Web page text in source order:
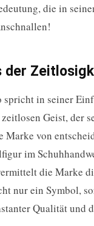
die in
der
spricht in seiner
Geist, der
Marke von
im
die Marke
nur ein Symbol,
Qualität und